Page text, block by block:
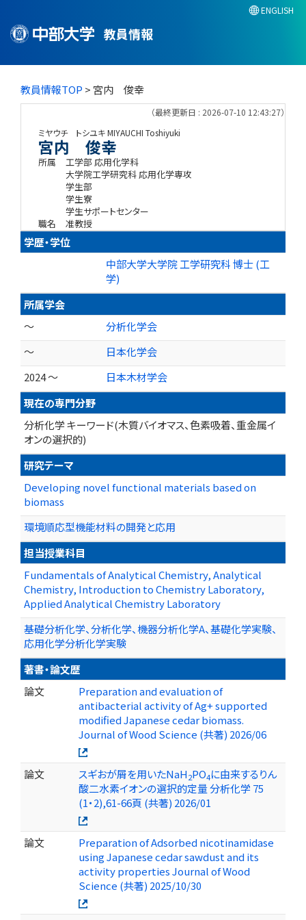
教員情報
ENGLISH
教員情報TOP > 宮内 俊幸
（最終更新日 : 2026-07-10 12:43:27）
ミヤウチ トシユキMIYAUCHI Toshiyuki
宮内 俊幸
所属
工学部 応用化学科
大学院工学研究科 応用化学専攻
学生部
学生寮
学生サポートセンター
職名
准教授
学歴・学位
中部大学大学院 工学研究科 博士 (工
学)
所属学会
～
分析化学会
～
日本化学会
2024 ～
日本木材学会
現在の専門分野
分析化学 キーワード(木質バイオマス、色素吸着、重金属イ
オンの選択的)
研究テーマ
Developing novel functional materials based on
biomass
環境順応型機能材料の開発と応用
担当授業科目
Fundamentals of Analytical Chemistry, Analytical
Chemistry, Introduction to Chemistry Laboratory,
Applied Analytical Chemistry Laboratory
基礎分析化学、分析化学、機器分析化学A、基礎化学実験、
応用化学分析化学実験
著書・論文歴
論文
Preparation and evaluation of
antibacterial activity of Ag+ supported
modified Japanese cedar biomass.
Journal of Wood Science (共著) 2026/06
論文 スギおが屑を用いたNaH2PO4に由来するりん
酸二水素イオンの選択的定量 分析化学 75
(1・2),61-66頁 (共著) 2026/01
論文
Preparation of Adsorbed nicotinamidase
using Japanese cedar sawdust and its
activity properties Journal of Wood
Science (共著) 2025/10/30